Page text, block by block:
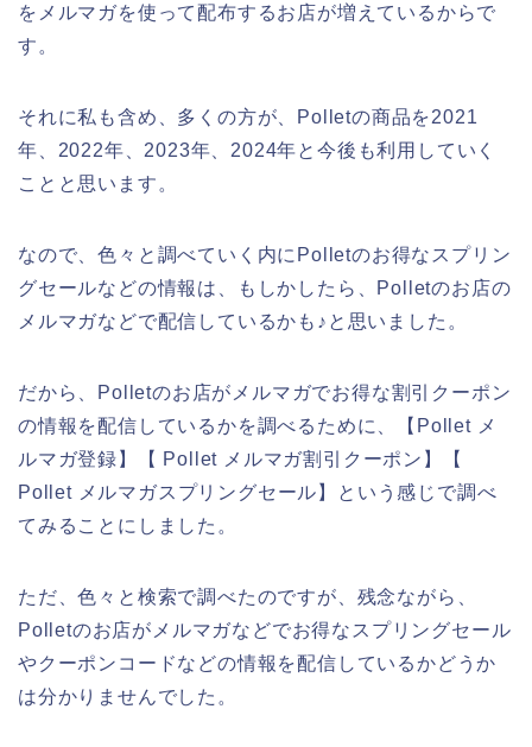
をメルマガを使って配布するお店が増えているからで
す。
それに私も含め、多くの方が、Polletの商品を2021
年、2022年、2023年、2024年と今後も利用していく
ことと思います。
なので、色々と調べていく内にPolletのお得なスプリン
グセールなどの情報は、もしかしたら、Polletのお店の
メルマガなどで配信しているかも♪と思いました。
だから、Polletのお店がメルマガでお得な割引クーポン
の情報を配信しているかを調べるために、【Pollet メ
ルマガ登録】【 Pollet メルマガ割引クーポン】【
Pollet メルマガスプリングセール】という感じで調べ
てみることにしました。
ただ、色々と検索で調べたのですが、残念ながら、
Polletのお店がメルマガなどでお得なスプリングセール
やクーポンコードなどの情報を配信しているかどうか
は分かりませんでした。